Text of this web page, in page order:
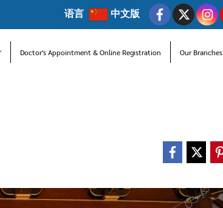
语言 中文版
Doctor's Appointment & Online Registration Our Branches